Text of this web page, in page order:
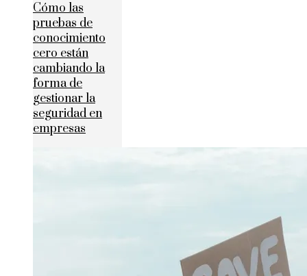
Cómo las
pruebas de
conocimiento
cero están
cambiando la
forma de
gestionar la
seguridad en
empresas